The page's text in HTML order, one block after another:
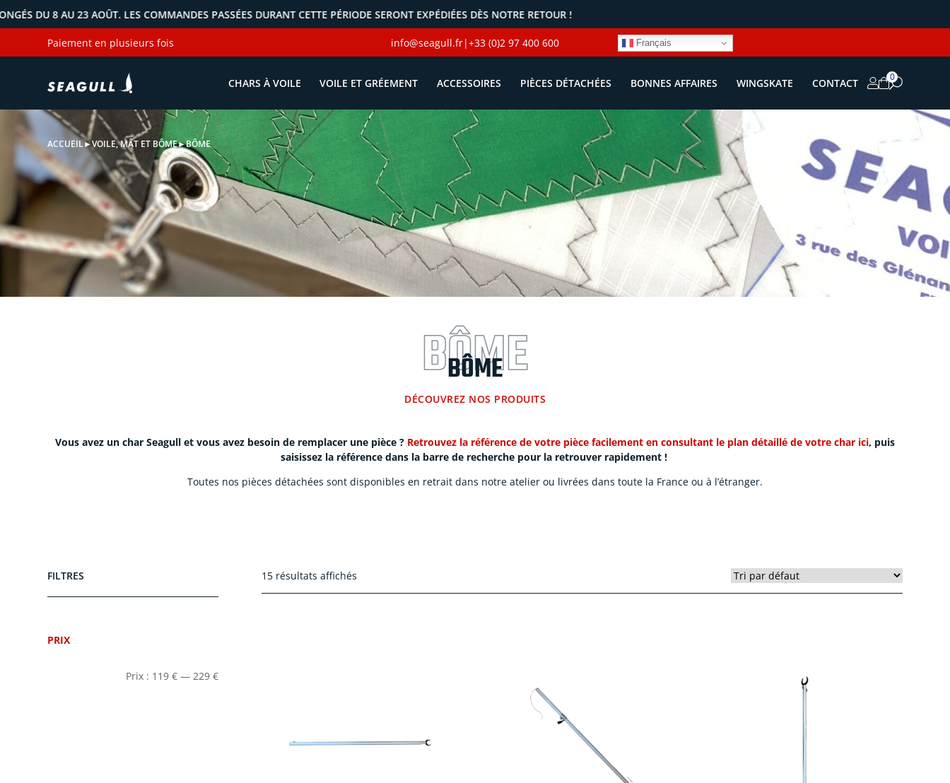
LES COMMANDES PASSÉES DURANT CETTE PÉRIODE SERONT EXPÉDIÉES DÈS NOTRE RETOUR !
Paiement en plusieurs fois info@seagull.fr|+33 (0)2 97 400 600 Français
CHARS À VOILE VOILE ET GRÉEMENT ACCESSOIRES PIÈCES DÉTACHÉES BONNES AFFAIRES WINGSKATE CONTACT 0
ACCUEIL►VOILE, MÂT ET BÔME►BÔME
BÔME
BÔME
DÉCOUVREZ NOS PRODUITS
Vous avez un char Seagull et vous avez besoin de remplacer une pièce ? Retrouvez la référence de votre pièce facilement en consultant le plan détaillé de votre char ici, puis
saisissez la référence dans la barre de recherche pour la retrouver rapidement !
Toutes nos pièces détachées sont disponibles en retrait dans notre atelier ou livrées dans toute la France ou à l’étranger.
FILTRES
PRIX
Prix : 119 € —229 €
15 résultats affichés